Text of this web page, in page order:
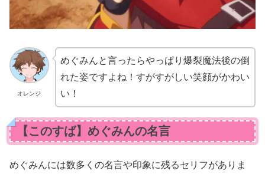
オレンジ
めぐみんと言ったらやっぱり爆裂魔法後の倒
れた姿ですよね！すがすがしい笑顔がかわい
い！
【このすば】めぐみんの名言
めぐみんには数多くの名言や印象に残るセリフがありま